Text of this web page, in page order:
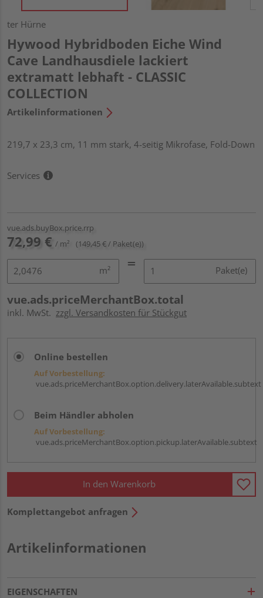
ter Hürne
Hywood Hybridboden Eiche Wind
Cave Landhausdiele lackiert
extramatt lebhaft - CLASSIC
COLLECTION
Artikelinformationen
219,7 x 23,3 cm, 11 mm stark, 4-seitig Mikrofase, Fold-Down
Services
vue.ads.buyBox.price.rrp
72,99 € / m² (149,45 € / Paket(e))
m² Paket(e)
vue.ads.priceMerchantBox.total
inkl. MwSt. zzgl. Versandkosten für Stückgut
Online bestellen
Auf Vorbestellung:
vue.ads.priceMerchantBox.option.delivery.laterAvailable.subtext
Beim Händler abholen
Auf Vorbestellung:
vue.ads.priceMerchantBox.option.pickup.laterAvailable.subtext
In den Warenkorb
Komplettangebot anfragen
Artikelinformationen
EIGENSCHAFTEN